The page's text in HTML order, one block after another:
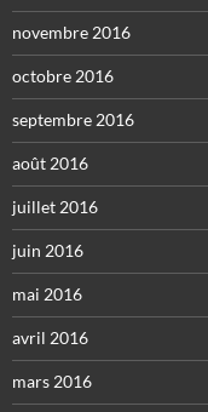
novembre 2016
octobre 2016
septembre 2016
août 2016
juillet 2016
juin 2016
mai 2016
avril 2016
mars 2016